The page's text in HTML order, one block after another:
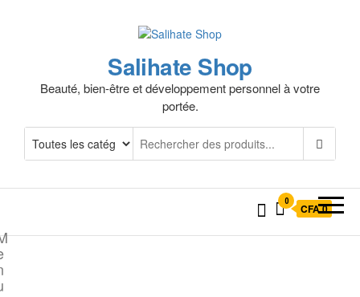
Salihate Shop
Beauté, bien-être et développement personnel à votre
portée.
0
CFA 0